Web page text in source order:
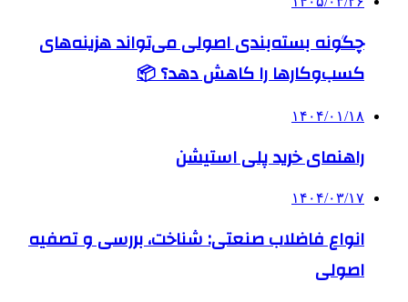
چگونه بسته‌بندی اصولی می‌تواند هزینه‌های
کسب‌وکارها را کاهش دهد؟ 📦
۱۴۰۴/۰۱/۱۸
راهنمای خرید پلی استیشن
۱۴۰۴/۰۳/۱۷
انواع فاضلاب صنعتی: شناخت، بررسی و تصفیه
اصولی